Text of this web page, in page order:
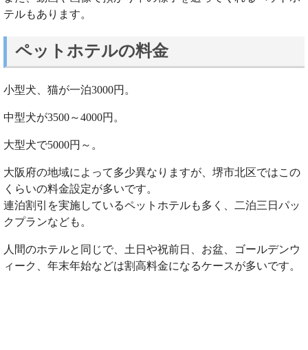
テルもあります。
ペットホテルの料金
小型犬、猫が一泊3000円。
中型犬が3500～4000円。
大型犬で5000円～。
大阪府の地域によって多少異なりますが、堺市北区ではこの
くらいの料金設定が多いです。
連泊割引を実施しているペットホテルも多く、二泊三日パッ
クプランなども。
人間のホテルと同じで、土日や祝前日、お盆、ゴールデンウ
ィーク、年末年始などは割高料金になるケースが多いです。